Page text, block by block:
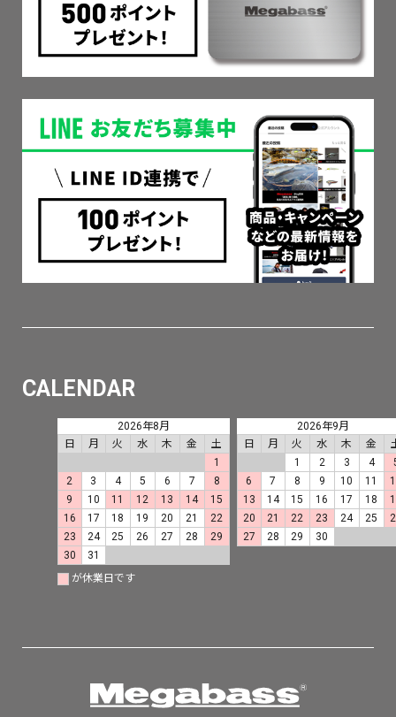
CALENDAR
2026年8月
日
月 火 水 木 金
土
1
2
3 4 5 6 7
8
9
10 11 12 13 14
15
16
17 18 19 20 21
22
23
24 25 26 27 28
29
30
31
2026年9月
日
月 火 水 木 金
1
2 3 4
6
7 8 9 10 11
13
14 15 16 17 18
20
21 22 23 24 25
27
28 29 30
が休業日です